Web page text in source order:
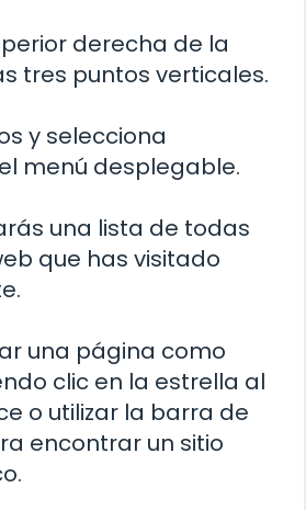
derecha de la
tres puntos verticales.
y selecciona
menú desplegable.
una lista de todas
que has visitado
una página como
clic en la estrella al
o utilizar la barra de
encontrar un sitio